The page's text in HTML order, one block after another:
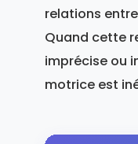
relations
Quand cette
imprécise ou
motrice est